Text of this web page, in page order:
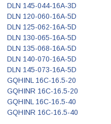
DLN 145-044-16A-3D
DLN 120-060-16A-5D
DLN 125-062-16A-5D
DLN 130-065-16A-5D
DLN 135-068-16A-5D
DLN 140-070-16A-5D
DLN 145-073-16A-5D
GQHINL 16C-16.5-20
GQHINR 16C-16.5-20
GQHINL 16C-16.5-40
GQHINR 16C-16.5-40